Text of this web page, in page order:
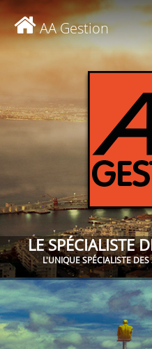
AA Gestion
LE SPÉCIALISTE
L'UNIQUE SPÉCIALISTE